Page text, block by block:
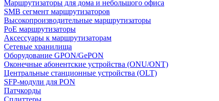
Маршрутизаторы для дома и небольшого офиса
SMB сегмент маршрутизаторов
Высокопроизводительные маршрутизаторы
PoE маршрутизаторы
Аксессуары к маршрутизаторам
Сетевые хранилища
Оборудование GPON/GePON
Оконечные абонентские устройства (ONU/ONT)
Центральные станционные устройства (OLT)
SFP-модули для PON
Патчкорды
Сплиттеры